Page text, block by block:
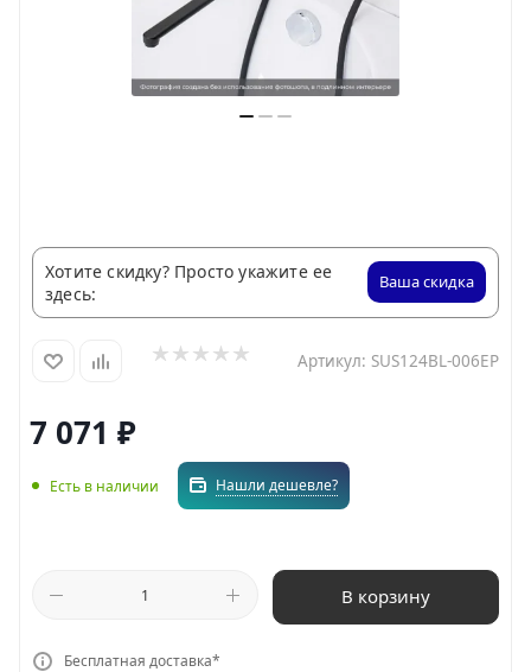
Хотите скидку? Просто укажите ее
здесь:
Ваша скидка
Артикул: SUS124BL-006EP
7 071 ₽
Есть в наличии Нашли дешевле?
В корзину
Бесплатная доставка*